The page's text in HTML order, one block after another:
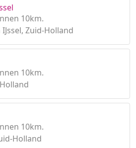
10km.
Zuid-Holland
10km.
10km.
Holland